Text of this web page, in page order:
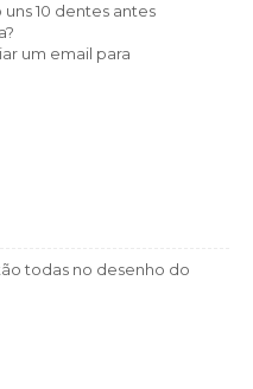
10 dentes antes
um email para
todas no desenho do